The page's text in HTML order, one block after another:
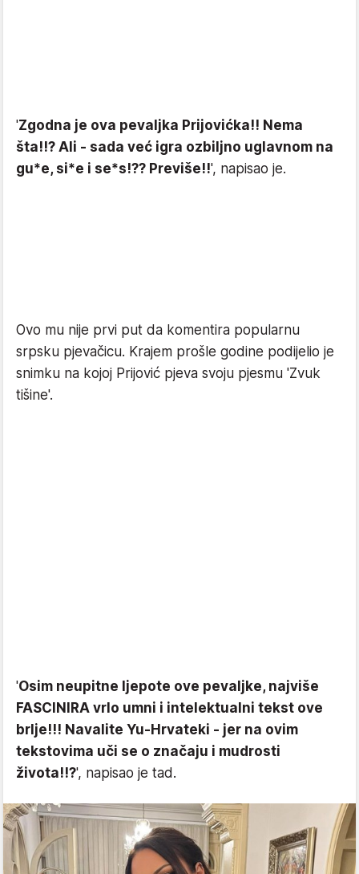
'Zgodna je ova pevaljka Prijovićka!! Nema
šta!!? Ali - sada već igra ozbiljno uglavnom na
gu*e, si*e i se*s!?? Previše!!', napisao je.
Ovo mu nije prvi put da komentira popularnu
srpsku pjevačicu. Krajem prošle godine podijelio je
snimku na kojoj Prijović pjeva svoju pjesmu 'Zvuk
tišine'.
'Osim neupitne ljepote ove pevaljke, najviše
FASCINIRA vrlo umni i intelektualni tekst ove
brlje!!! Navalite Yu-Hrvateki - jer na ovim
tekstovima uči se o značaju i mudrosti
života!!?', napisao je tad.